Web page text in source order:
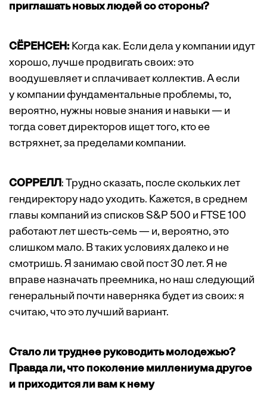
приглашать новых людей со стороны?
СЁРЕНСЕН: Когда как. Если дела у компании идут
хорошо, лучше продвигать своих: это
воодушевляет и сплачивает коллектив. А если
у компании фундаментальные проблемы, то,
вероятно, нужны новые знания и навыки — и
тогда совет директоров ищет того, кто ее
встряхнет, за пределами компании.
СОРРЕЛЛ: Трудно сказать, после скольких лет
гендиректору надо уходить. Кажется, в среднем
главы компаний из списков S&P 500 и FTSE 100
работают лет шесть-семь — и, вероятно, это
слишком мало. В таких условиях далеко и не
смотришь. Я занимаю свой пост 30 лет. Я не
вправе назначать преемника, но наш следующий
генеральный почти наверняка будет из своих: я
считаю, что это лучший вариант.
Стало ли труднее руководить молодежью?
Правда ли, что поколение миллениума другое
и приходится ли вам к нему